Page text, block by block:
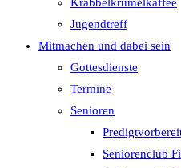
Jugendtreff
Mitmachen und dabei sein
Gottesdienste
Termine
Senioren
Seniorenclub